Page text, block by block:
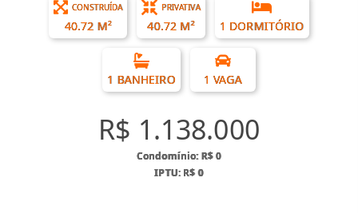
CONSTRUÍDA
40.72 M²
PRIVATIVA
40.72 M² 1 DORMITÓRIO
1 BANHEIRO 1 VAGA
R$ 1.138.000
Condomínio: R$ 0
IPTU: R$ 0